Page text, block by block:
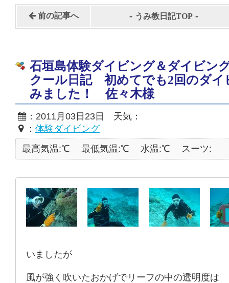
前の記事へ - うみ教日記TOP -
石垣島体験ダイビング＆ダイビン
クール日記 初めてでも2回のダイ
みました！ 佐々木様
：2011月03日23日 天気：
： 体験ダイビング
最高気温:℃
最低気温:℃ 水温:℃ スーツ:
いましたが
風が強く吹いたおかげでリーフの中の透明度は